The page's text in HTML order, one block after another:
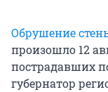
Обрушение
произошло 12
пострадавших
губернатор